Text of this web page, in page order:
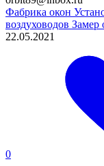
Фабрика окон
воздуховодов Замер
22.05.2021
0